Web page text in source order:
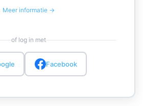
Meer informatie →
of log in met
Facebook